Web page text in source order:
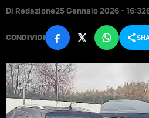
Di Redazione25 Gennaio 2026 - 16:32
CONDIVIDI